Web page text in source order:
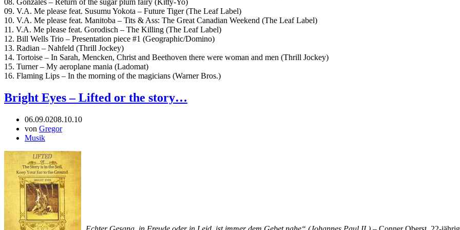
09. V.A. Me please feat. Susumu Yokota – Future Tiger (The Leaf Label)
10. V.A. Me please feat. Manitoba – Tits & Ass: The Great Canadian Weekend (The Leaf Label)
11. V.A. Me please feat. Gorodisch – The Killing (The Leaf Label)
12. Bill Wells Trio – Presentation piece #1 (Geographic/Domino)
13. Radian – Nahfeld (Thrill Jockey)
14. Tortoise – In Sarah, Mencken, Christ and Beethoven there were woman and men (Thrill Jockey)
15. Turner – My aeroplane mania (Ladomat)
16. Flaming Lips – In the morning of the magicians (Warner Bros.)
Bright Eyes – Lifted or the story…
06.09.0208.10.10
von Gregor
Musik